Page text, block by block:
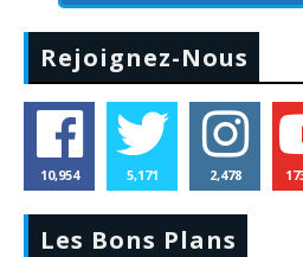
Rejoignez-Nous
10,954 5,171 2,478
Les Bons Plans